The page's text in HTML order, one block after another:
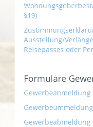
§19)
Ausstellung/
Reisepasses oder
Formulare
Gewerbeanmeldung
Gewerbeummeldung
Gewerbeabmeldung